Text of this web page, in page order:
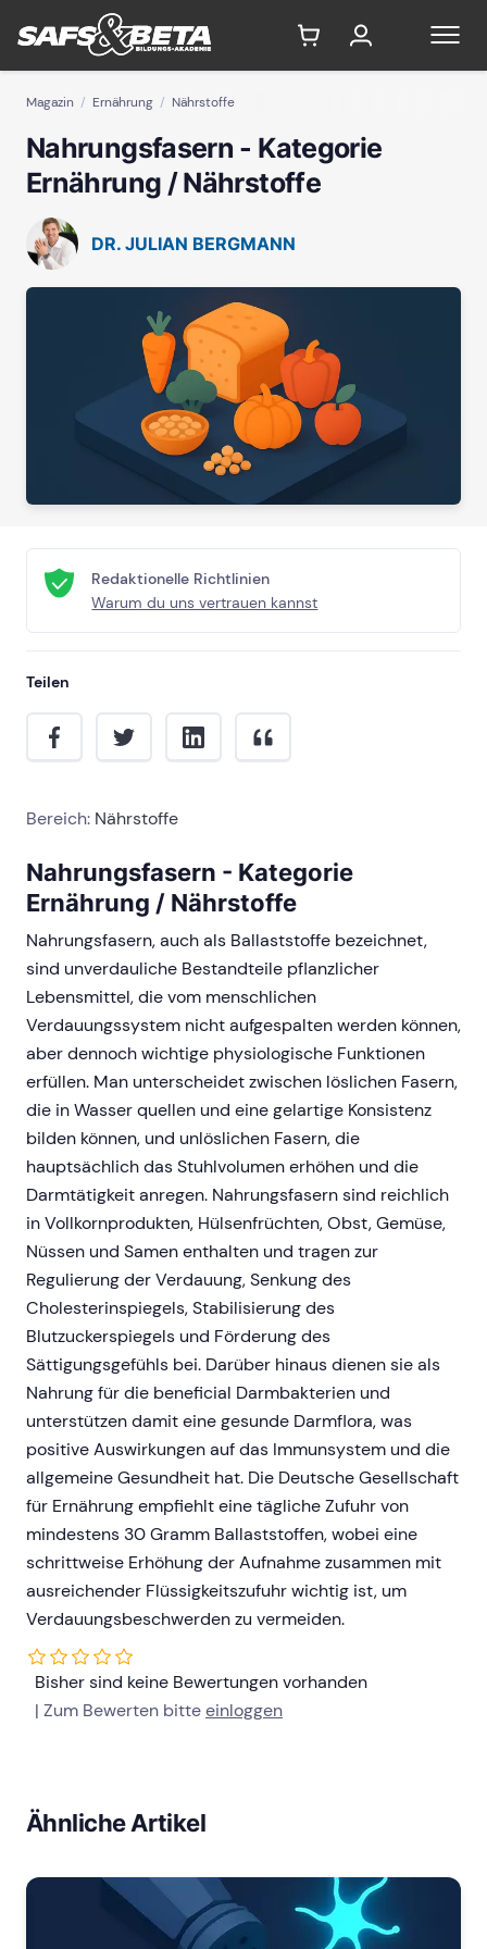
Magazin Ernährung Nährstoffe
Nahrungsfasern - Kategorie
Ernährung / Nährstoffe
DR. JULIAN BERGMANN
Redaktionelle Richtlinien
Warum du uns vertrauen kannst
Teilen
Bereich: Nährstoffe
Nahrungsfasern - Kategorie
Ernährung / Nährstoffe
Nahrungsfasern, auch als Ballaststoffe bezeichnet,
sind unverdauliche Bestandteile pflanzlicher
Lebensmittel, die vom menschlichen
Verdauungssystem nicht aufgespalten werden können,
aber dennoch wichtige physiologische Funktionen
erfüllen. Man unterscheidet zwischen löslichen Fasern,
die in Wasser quellen und eine gelartige Konsistenz
bilden können, und unlöslichen Fasern, die
hauptsächlich das Stuhlvolumen erhöhen und die
Darmtätigkeit anregen. Nahrungsfasern sind reichlich
in Vollkornprodukten, Hülsenfrüchten, Obst, Gemüse,
Nüssen und Samen enthalten und tragen zur
Regulierung der Verdauung, Senkung des
Cholesterinspiegels, Stabilisierung des
Blutzuckerspiegels und Förderung des
Sättigungsgefühls bei. Darüber hinaus dienen sie als
Nahrung für die beneficial Darmbakterien und
unterstützen damit eine gesunde Darmflora, was
positive Auswirkungen auf das Immunsystem und die
allgemeine Gesundheit hat. Die Deutsche Gesellschaft
für Ernährung empfiehlt eine tägliche Zufuhr von
mindestens 30 Gramm Ballaststoffen, wobei eine
schrittweise Erhöhung der Aufnahme zusammen mit
ausreichender Flüssigkeitszufuhr wichtig ist, um
Verdauungsbeschwerden zu vermeiden.
Bisher sind keine Bewertungen vorhanden
| Zum Bewerten bitteeinloggen
Ähnliche Artikel